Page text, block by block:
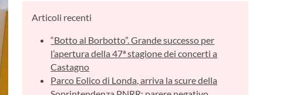
Articoli recenti
“Botto al Borbotto”. Grande successo per
l’apertura della 47ª stagione dei concerti a
Castagno
Parco Eolico di Londa, arriva la scure della